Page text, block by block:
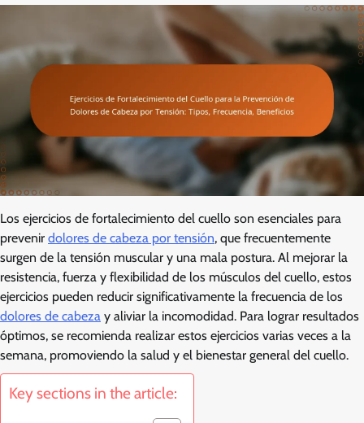
Los ejercicios de fortalecimiento del cuello son esenciales para
prevenir dolores de cabeza por tensión, que frecuentemente
surgen de la tensión muscular y una mala postura. Al mejorar la
resistencia, fuerza y flexibilidad de los músculos del cuello, estos
ejercicios pueden reducir significativamente la frecuencia de los
dolores de cabeza y aliviar la incomodidad. Para lograr resultados
óptimos, se recomienda realizar estos ejercicios varias veces a la
semana, promoviendo la salud y el bienestar general del cuello.
Key sections in the article: